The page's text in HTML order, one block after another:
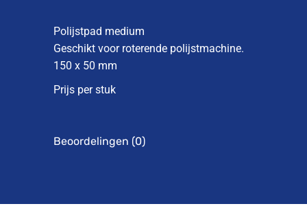
Polijstpad medium
Geschikt voor roterende polijstmachine.
150 x 50 mm
Prijs per stuk
Beoordelingen (0)